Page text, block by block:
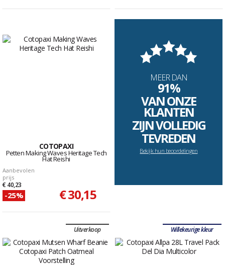
COTOPAXI
Petten Making Waves Heritage Tech
Hat Reishi
Aanbevolen
prijs
€ 40,23
-25% € 30,15
MEER DAN
91%
VAN ONZE
KLANTEN
ZIJN VOLLEDIG
TEVREDEN
Bekijk hun beoordelingen
Uitverkoop Willekeurige kleur